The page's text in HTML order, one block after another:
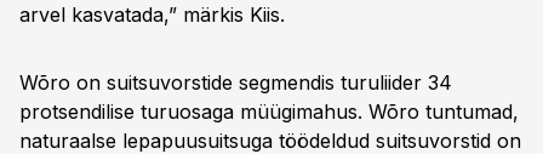
arvel kasvatada,” märkis Kiis.
Wõro on suitsuvorstide segmendis turuliider 34
protsendilise turuosaga müügimahus. Wõro tuntumad,
naturaalse lepapuusuitsuga töödeldud suitsuvorstid on